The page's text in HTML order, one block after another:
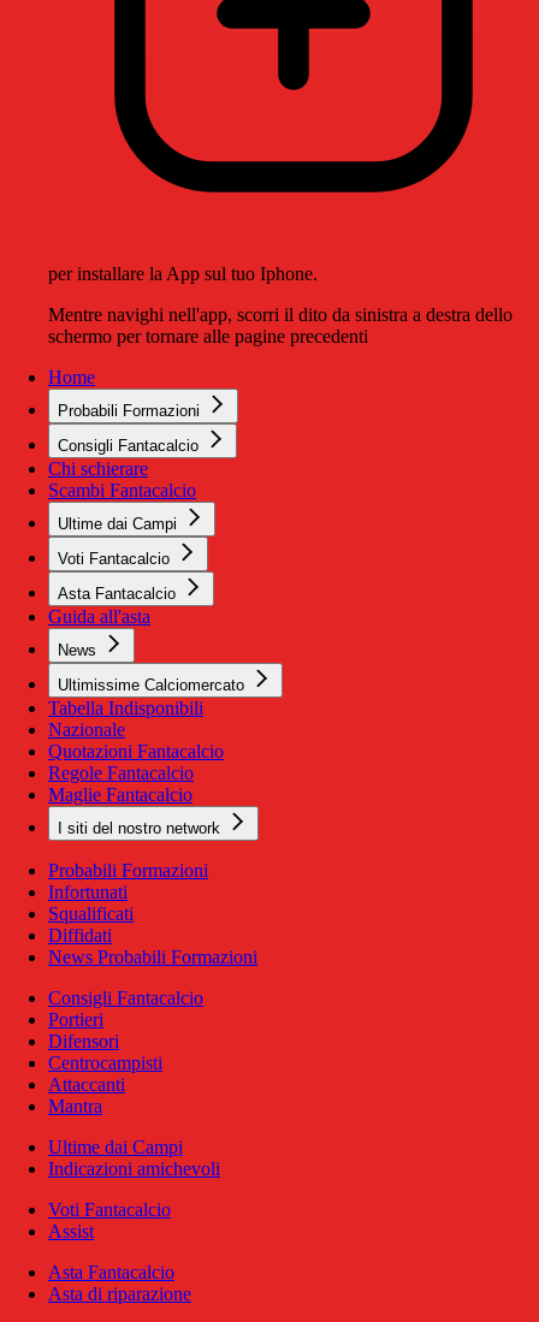
per installare la App sul tuo Iphone.
Mentre navighi nell'app, scorri il dito da sinistra a destra dello
schermo per tornare alle pagine precedenti
Home
Probabili Formazioni
Consigli Fantacalcio
Chi schierare
Scambi Fantacalcio
Ultime dai Campi
Voti Fantacalcio
Asta Fantacalcio
Guida all'asta
News
Ultimissime Calciomercato
Tabella Indisponibili
Nazionale
Quotazioni Fantacalcio
Regole Fantacalcio
Maglie Fantacalcio
I siti del nostro network
Probabili Formazioni
Infortunati
Squalificati
Diffidati
News Probabili Formazioni
Consigli Fantacalcio
Portieri
Difensori
Centrocampisti
Attaccanti
Mantra
Ultime dai Campi
Indicazioni amichevoli
Voti Fantacalcio
Assist
Asta Fantacalcio
Asta di riparazione